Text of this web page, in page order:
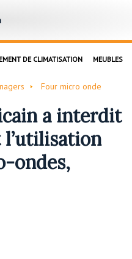
DE CLIMATISATION MEUBLES
Four micro onde
a interdit
ondes,